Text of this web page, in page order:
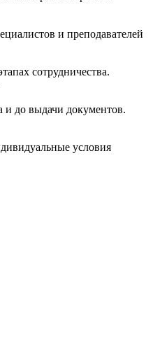
и преподавателей
сотрудничества.
и до выдачи документов.
условия